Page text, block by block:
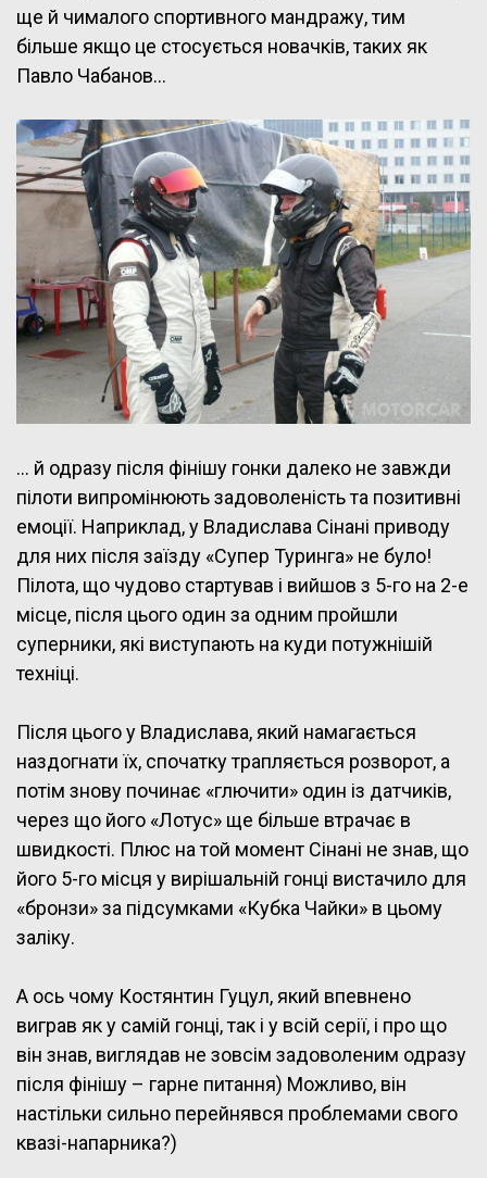
ще й чималого спортивного мандражу, тим
більше якщо це стосується новачків, таких як
Павло Чабанов…
… й одразу після фінішу гонки далеко не завжди
пілоти випромінюють задоволеність та позитивні
емоції. Наприклад, у Владислава Сінані приводу
для них після заїзду «Супер Туринга» не було!
Пілота, що чудово стартував і вийшов з 5-го на 2-е
місце, після цього один за одним пройшли
суперники, які виступають на куди потужнішій
техніці.
Після цього у Владислава, який намагається
наздогнати їх, спочатку трапляється розворот, а
потім знову починає «глючити» один із датчиків,
через що його «Лотус» ще більше втрачає в
швидкості. Плюс на той момент Сінані не знав, що
його 5-го місця у вирішальній гонці вистачило для
«бронзи» за підсумками «Кубка Чайки» в цьому
заліку.
А ось чому Костянтин Гуцул, який впевнено
виграв як у самій гонці, так і у всій серії, і про що
він знав, виглядав не зовсім задоволеним одразу
після фінішу – гарне питання) Можливо, він
настільки сильно перейнявся проблемами свого
квазі-напарника?)